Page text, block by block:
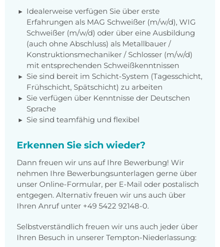
Idealerweise verfügen Sie über erste
Erfahrungen als MAG Schweißer (m/w/d), WIG
Schweißer (m/w/d) oder über eine Ausbildung
(auch ohne Abschluss) als Metallbauer /
Konstruktionsmechaniker / Schlosser (m/w/d)
mit entsprechenden Schweißkenntnissen
Sie sind bereit im Schicht-System (Tagesschicht,
Frühschicht, Spätschicht) zu arbeiten
Sie verfügen über Kenntnisse der Deutschen
Sprache
Sie sind teamfähig und flexibel
Erkennen Sie sich wieder?
Dann freuen wir uns auf Ihre Bewerbung! Wir
nehmen Ihre Bewerbungsunterlagen gerne über
unser Online-Formular, per E-Mail oder postalisch
entgegen. Alternativ freuen wir uns auch über
Ihren Anruf unter +49 5422 92148-0.
Selbstverständlich freuen wir uns auch jeder über
Ihren Besuch in unserer Tempton-Niederlassung: